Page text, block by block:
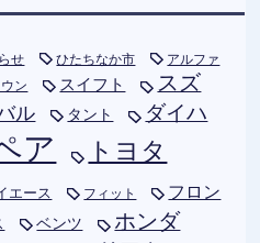
せ ひたちなか市
アルファ
ン スイフト
スズ
ル タント
ダイハ
ア
トヨタ
エース フィット
フロン
ベンツ ホンダ